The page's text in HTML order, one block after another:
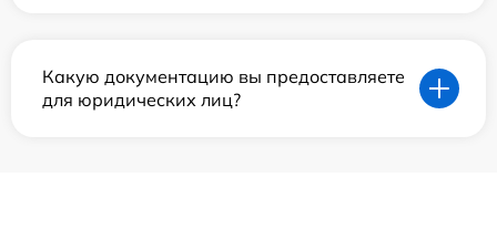
Какую документацию вы предоставляете
для юридических лиц?